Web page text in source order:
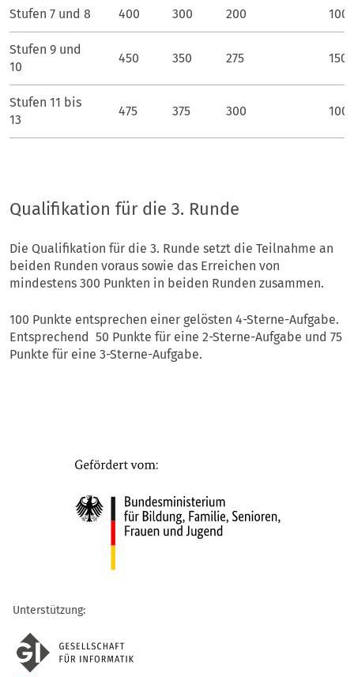
Stufen 7 und 8 400 300 200 100
Stufen 9 und
10
450 350 275 150
Stufen 11 bis
13
475 375 300 100
Qualifikation für die 3. Runde
Die Qualifikation für die 3. Runde setzt die Teilnahme an
beiden Runden voraus sowie das Erreichen von
mindestens 300 Punkten in beiden Runden zusammen.
100 Punkte entsprechen einer gelösten 4-Sterne-Aufgabe.
Entsprechend 50 Punkte für eine 2-Sterne-Aufgabe und 75
Punkte für eine 3-Sterne-Aufgabe.
Unterstützung: